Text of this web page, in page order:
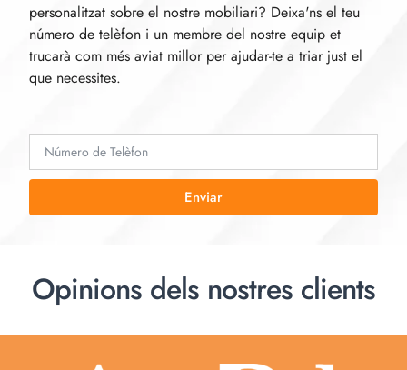
personalitzat sobre el nostre mobiliari? Deixa'ns el teu
número de telèfon i un membre del nostre equip et
trucarà com més aviat millor per ajudar-te a triar just el
que necessites.
Enviar
Opinions dels nostres clients